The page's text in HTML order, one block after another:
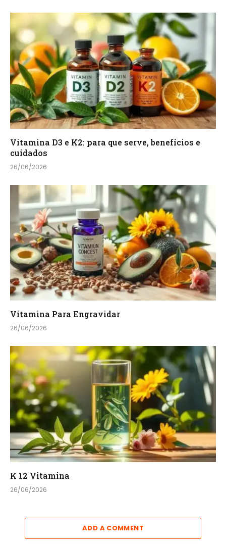
Vitamina D3 e K2: para que serve, benefícios e
cuidados
26/06/2026
Vitamina Para Engravidar
26/06/2026
K 12 Vitamina
26/06/2026
ADD A COMMENT